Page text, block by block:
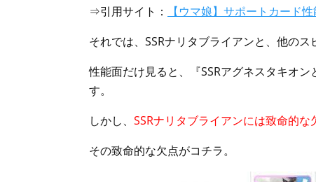
⇒引用サイト：
【ウマ娘】サポートカード
それでは、SSRナリタブライアンと、他のス
性能面だけ見ると、『SSRアグネスタキオ
す。
しかし、 SSRナリタブライアンには致命的な
その致命的な欠点がコチラ。